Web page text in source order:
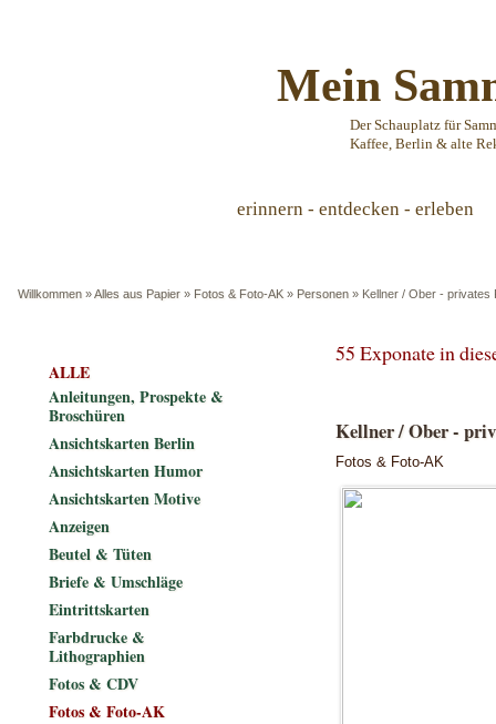
Mein
Der Schauplatz für
Kaffee, Berlin & alte
erinnern - entdecken - erleben
Willkommen »Alles aus Papier » Fotos & Foto-AK » Personen » Kellner / Ober - privates
55 Exponate in
Kellner / Ober -
Fotos & Foto-AK
ALLE
Anleitungen, Prospekte &
Broschüren
Ansichtskarten Berlin
Ansichtskarten Humor
Ansichtskarten Motive
Anzeigen
Beutel & Tüten
Briefe & Umschläge
Eintrittskarten
Farbdrucke &
Lithographien
Fotos & CDV
Fotos & Foto-AK